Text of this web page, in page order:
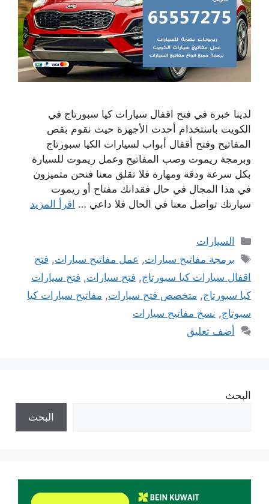
لدينا خبرة في فتح اقفال سيارات كيا سبورتاج في
الكويت باستخدام أحدث الأجهزة حيث نقوم بقص
المفاتيح وفتح أقفال أبواب لسيارات الكيا سبورتاج
وبرمجة ريموت وصب المفاتيح وعمل ريموت للسيارة
بكل سرعة ودقة ومهارة فلا تقلق معنا فنحن متميزون
في هذا المجال في حال فقدانك مفتاح أو ريموت
سيارتك تواصل معنا في الحال فلا داعي … اقرأ المزيد
التصنيفات
السيارات
الوسوم
برمجة مفاتيح سيارات, عمل مفاتيح سيارات, فتح
اقفال سيارات كيا سبورتاج, فتح سيارات, فتح سيارات
كيا سبورتاج, متخصص فتح سيارات, مفاتيح سيارات كيا
سبوتاج, نسخ مفاتيح سيارات
أضف تعليق
البحث
البحث